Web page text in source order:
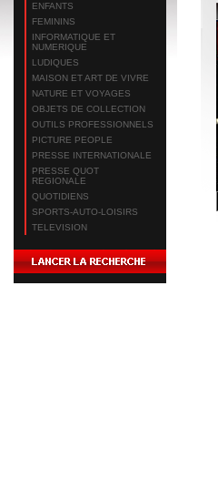
ENFANTS
FEMININS
INFORMATIQUE ET
NUMERIQUE
LUDIQUES
MAISON ET ART DE VIVRE
NATURE ET VOYAGES
OBJETS DE COLLECTION
OUTILS PROFESSIONNELS
PICTURE PEOPLE
PRESSE INTERNATIONALE
PRESSE QUOT
REGIONALE
QUOTIDIENS
SPORTS-AUTO-LOISIRS
TELEVISION